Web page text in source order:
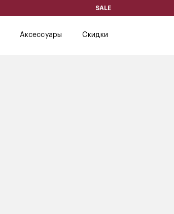
SALE
Аксессуары Скидки